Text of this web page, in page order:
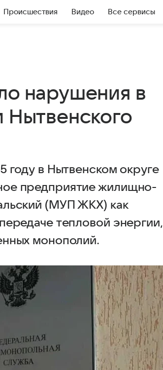
Происшествия Видео Все сервисы
нарушения в
Нытвенского
году в Нытвенском округе
предприятие жилищно-
(МУП ЖКХ) как
тепловой энергии,
монополий.